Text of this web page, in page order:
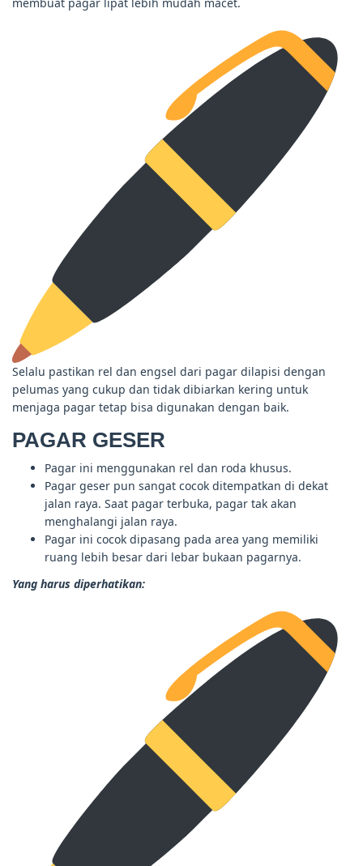
Selalu pastikan rel dan engsel dari pagar dilapisi dengan
pelumas yang cukup dan tidak dibiarkan kering untuk
menjaga pagar tetap bisa digunakan dengan baik.
PAGAR GESER
Pagar ini menggunakan rel dan roda khusus.
Pagar geser pun sangat cocok ditempatkan di dekat
jalan raya. Saat pagar terbuka, pagar tak akan
menghalangi jalan raya.
Pagar ini cocok dipasang pada area yang memiliki
ruang lebih besar dari lebar bukaan pagarnya.
Yang harus diperhatikan: